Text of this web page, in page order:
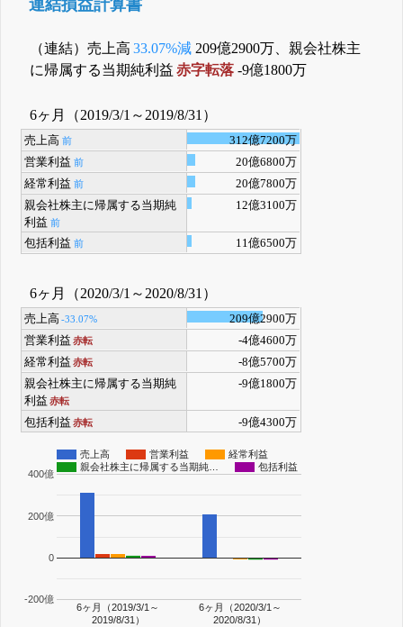
連結損益計算書
（連結）売上高 33.07%減 209億2900万、親会社株主
に帰属する当期純利益 赤字転落 -9億1800万
6ヶ月（2019/3/1～2019/8/31）
売上高 前
312億7200万
営業利益 前
20億6800万
経常利益 前
20億7800万
親会社株主に帰属する当期純
利益 前
12億3100万
包括利益 前 11億6500万
6ヶ月（2020/3/1～2020/8/31）
売上高 -33.07%
209億2900万
営業利益 赤転
-4億4600万
経常利益 赤転
-8億5700万
親会社株主に帰属する当期純
利益 赤転
-9億1800万
包括利益 赤転 -9億4300万
売上高 営業利益 経常利益
親会社株主に帰属する当期純… 包括利益
6ヶ月（2019/3/1～
2019/8/31）
6ヶ月（2020/3/1～
2020/8/31）
-200億
0
200億
400億